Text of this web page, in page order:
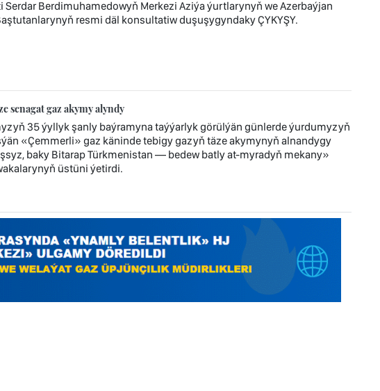
Berdimuhamedowyň Merkezi Aziýa ýurtlarynyň we Azerbaýjan
resmi däl konsultatiw duşuşygyndaky ÇYKYŞY.
senagat gaz akymy alyndy
35 ýyllyk şanly baýramyna taýýarlyk görülýän günlerde ýurdumyzyň
«Çemmerli» gaz käninde tebigy gazyň täze akymynyň alnandygy
baky Bitarap Türkmenistan — bedew batly at-myradyň mekany»
üstüni ýetirdi.